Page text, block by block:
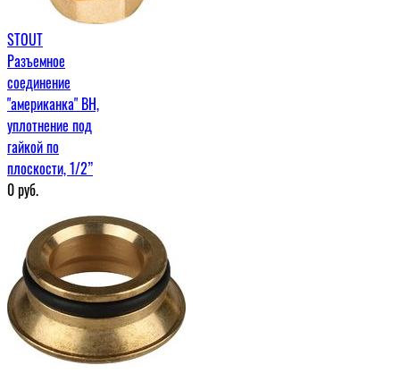
STOUT
Разъемное
соединение
"американка" ВН,
уплотнение под
гайкой по
плоскости, 1/2”
0руб.